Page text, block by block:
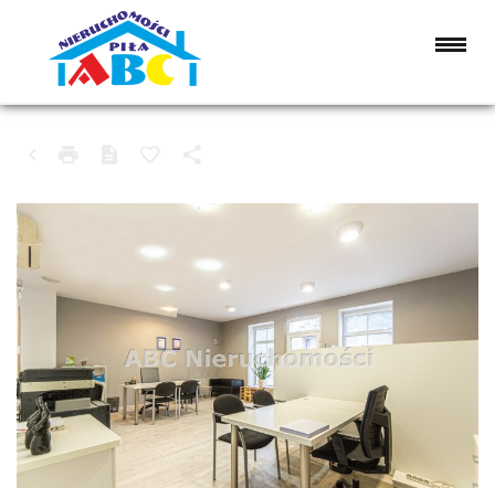
PIŁA
LOKAL NA WYNAJEM